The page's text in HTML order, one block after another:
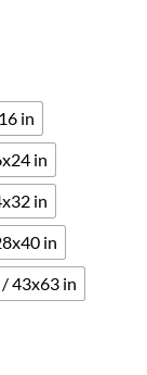
in
in
in
in
43x63 in